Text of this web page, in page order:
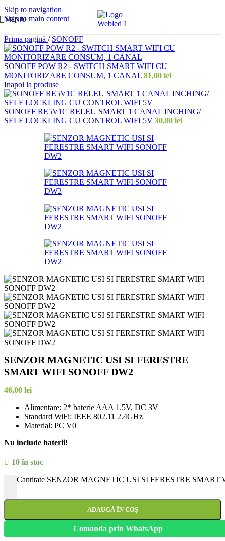
Skip to navigation
Skip to main content
MENIU
Prima pagină / SONOFF
SONOFF POW R2 - SWITCH SMART WIFI CU
MONITORIZARE CONSUM, 1 CANAL 81,00 lei
Inapoi la produse
SONOFF RE5V1C RELEU SMART 1 CANAL INCHING/
SELF LOCKLING CU CONTROL WIFI 5V 30,00 lei
SENZOR MAGNETIC USI SI FERESTRE
SMART WIFI SONOFF DW2
46,00 lei
Alimentare: 2* baterie AAA 1.5V, DC 3V
Standard WiFi: IEEE 802.11 2.4GHz
Material: PC V0
Nu include baterii!
10 în stoc
-
Cantitate SENZOR MAGNETIC USI SI FERESTRE SMART
ADAUGĂ ÎN COȘ
Comanda prin WhatsApp